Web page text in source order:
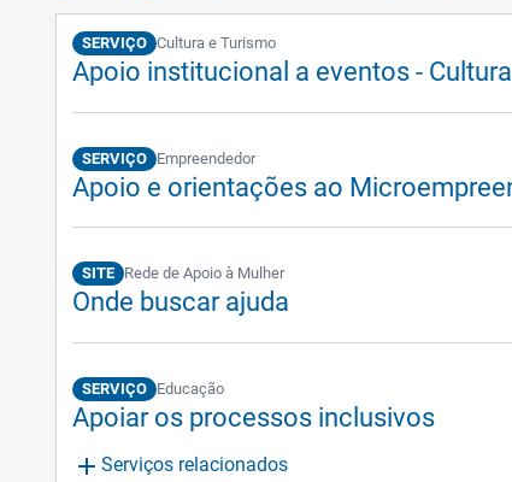
SERVIÇO Cultura e Turismo
Apoio institucional a eventos - Cultura
SERVIÇO Empreendedor
Apoio e orientações ao
SITE Rede de Apoio à Mulher
Onde buscar ajuda
SERVIÇO Educação
Apoiar os processos inclusivos
add Serviços relacionados